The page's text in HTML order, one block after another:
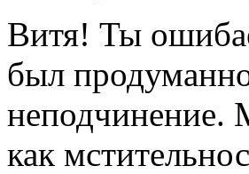
Витя! Ты
был
неподчинение.
как